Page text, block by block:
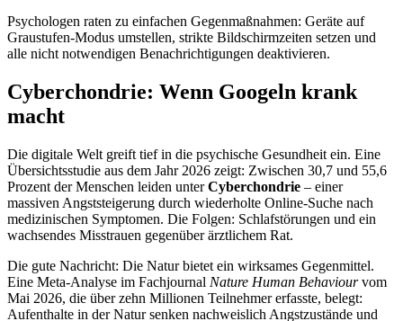
Psychologen raten zu einfachen Gegenmaßnahmen: Geräte auf
Graustufen-Modus umstellen, strikte Bildschirmzeiten setzen und
alle nicht notwendigen Benachrichtigungen deaktivieren.
Cyberchondrie: Wenn Googeln krank
macht
Die digitale Welt greift tief in die psychische Gesundheit ein. Eine
Übersichtsstudie aus dem Jahr 2026 zeigt: Zwischen 30,7 und 55,6
Prozent der Menschen leiden unterCyberchondrie – einer
massiven Angststeigerung durch wiederholte Online-Suche nach
medizinischen Symptomen. Die Folgen: Schlafstörungen und ein
wachsendes Misstrauen gegenüber ärztlichem Rat.
Die gute Nachricht: Die Natur bietet ein wirksames Gegenmittel.
Eine Meta-Analyse im Fachjournal Nature Human Behaviourvom
Mai 2026, die über zehn Millionen Teilnehmer erfasste, belegt:
Aufenthalte in der Natur senken nachweislich Angstzustände und